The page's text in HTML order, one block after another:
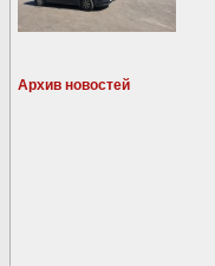
Архив новостей